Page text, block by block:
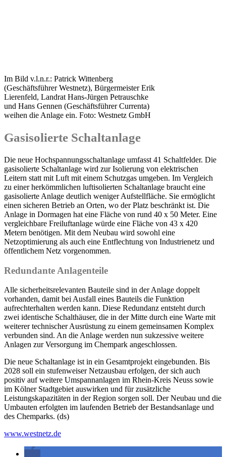
Im Bild v.l.n.r.: Patrick Wittenberg
(Geschäftsführer Westnetz), Bürgermeister Erik
Lierenfeld, Landrat Hans-Jürgen Petrauschke
und Hans Gennen (Geschäftsführer Currenta)
weihen die Anlage ein. Foto: Westnetz GmbH
Gasisolierte Schaltanlage
Die neue Hochspannungsschaltanlage umfasst 41 Schaltfelder. Die
gasisolierte Schaltanlage wird zur Isolierung von elektrischen
Leitern statt mit Luft mit einem Schutzgas umgeben. Im Vergleich
zu einer herkömmlichen luftisolierten Schaltanlage braucht eine
gasisolierte Anlage deutlich weniger Aufstellfläche. Sie ermöglicht
einen sicheren Betrieb an Orten, wo der Platz beschränkt ist. Die
Anlage in Dormagen hat eine Fläche von rund 40 x 50 Meter. Eine
vergleichbare Freiluftanlage würde eine Fläche von 43 x 420
Metern benötigen. Mit dem Neubau wird sowohl eine
Netzoptimierung als auch eine Entflechtung von Industrienetz und
öffentlichem Netz vorgenommen.
Redundante Anlagenteile
Alle sicherheitsrelevanten Bauteile sind in der Anlage doppelt
vorhanden, damit bei Ausfall eines Bauteils die Funktion
aufrechterhalten werden kann. Diese Redundanz entsteht durch
zwei identische Schalthäuser, die in der Mitte durch eine Warte mit
weiterer technischer Ausrüstung zu einem gemeinsamen Komplex
verbunden sind. An die Anlage werden nun sukzessive weitere
Anlagen zur Versorgung im Chempark angeschlossen.
Die neue Schaltanlage ist in ein Gesamtprojekt eingebunden. Bis
2028 soll ein stufenweiser Netzausbau erfolgen, der sich auch
positiv auf weitere Umspannanlagen im Rhein-Kreis Neuss sowie
im Kölner Stadtgebiet auswirken und für zusätzliche
Leistungskapazitäten in der Region sorgen soll. Der Neubau und die
Umbauten erfolgten im laufenden Betrieb der Bestandsanlage und
des Chemparks. (ds)
www.westnetz.de